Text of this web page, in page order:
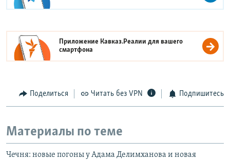
Приложение Кавказ.Реалии для вашего
смартфона
Поделиться Читать без VPN Подпишитесь
Материалы по теме
Чечня: новые погоны у Адама Делимханова и новая